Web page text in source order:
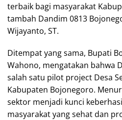
terbaik bagi masyarakat
tambah Dandim 0813
Wijayanto, ST.
Ditempat yang sama, Bupati
Wahono, mengatakan bahwa
salah satu pilot project Desa
Kabupaten Bojonegoro.
sektor menjadi kunci
masyarakat yang sehat dan